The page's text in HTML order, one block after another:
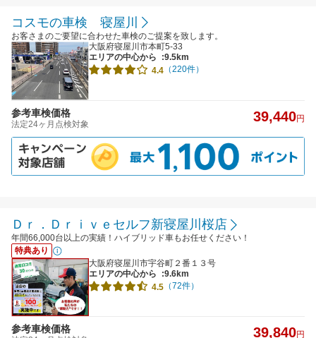
コスモの車検 寝屋川
お客さまのご要望に合わせた車検のご提案を致します。
大阪府寝屋川市本町5-33
エリアの中心から
:9.5km
4.4 （220件）
参考車検価格
法定24ヶ月点検対象 39,440円
Ｄｒ．Ｄｒｉｖｅセルフ新寝屋川桜店
年間66,000台以上の実績！ハイブリッド車もお任せください！
特典あり
大阪府寝屋川市宇谷町２番１３号
エリアの中心から
:9.6km
4.5 （72件）
参考車検価格 39,840円